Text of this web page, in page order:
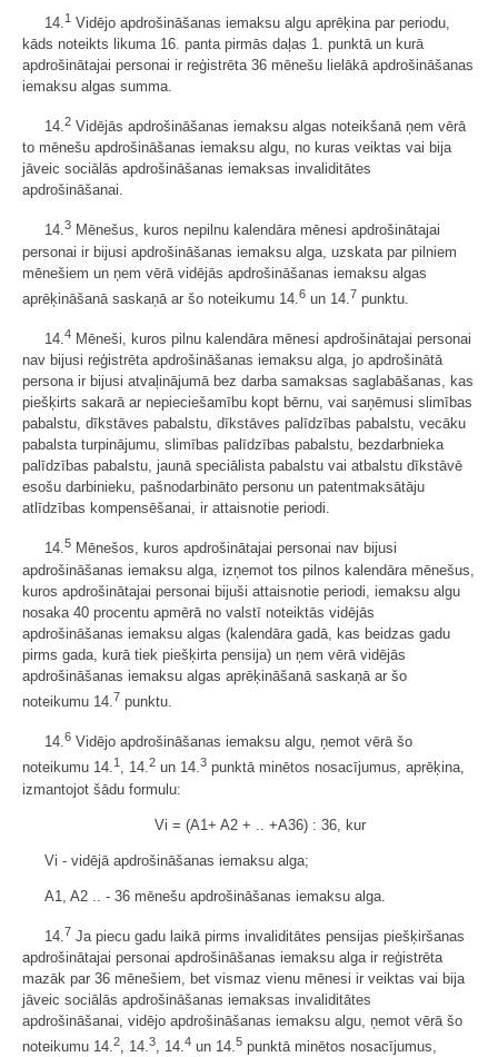
14. 1 Vidējo apdrošināšanas iemaksu algu aprēķina par periodu,
kāds noteikts likuma 16. panta pirmās daļas 1. punktā un kurā
apdrošinātajai personai ir reģistrēta 36 mēnešu lielākā apdrošināšanas
iemaksu algas summa.
14.2 Vidējās apdrošināšanas iemaksu algas noteikšanā ņem vērā
to mēnešu apdrošināšanas iemaksu algu, no kuras veiktas vai bija
jāveic sociālās apdrošināšanas iemaksas invaliditātes
apdrošināšanai.
14.3 Mēnešus, kuros nepilnu kalendāra mēnesi apdrošinātajai
personai ir bijusi apdrošināšanas iemaksu alga, uzskata par pilniem
mēnešiem un ņem vērā vidējās apdrošināšanas iemaksu algas
aprēķināšanā saskaņā ar šo noteikumu 14. 6 un 14. 7 punktu.
14.4 Mēneši, kuros pilnu kalendāra mēnesi apdrošinātajai personai
nav bijusi reģistrēta apdrošināšanas iemaksu alga, jo apdrošinātā
persona ir bijusi atvaļinājumā bez darba samaksas saglabāšanas, kas
piešķirts sakarā ar nepieciešamību kopt bērnu, vai saņēmusi slimības
pabalstu, dīkstāves pabalstu, dīkstāves palīdzības pabalstu, vecāku
pabalsta turpinājumu, slimības palīdzības pabalstu, bezdarbnieka
palīdzības pabalstu, jaunā speciālista pabalstu vai atbalstu dīkstāvē
esošu darbinieku, pašnodarbināto personu un patentmaksātāju
atlīdzības kompensēšanai, ir attaisnotie periodi.
14.5 Mēnešos, kuros apdrošinātajai personai nav bijusi
apdrošināšanas iemaksu alga, izņemot tos pilnos kalendāra mēnešus,
kuros apdrošinātajai personai bijuši attaisnotie periodi, iemaksu algu
nosaka 40 procentu apmērā no valstī noteiktās vidējās
apdrošināšanas iemaksu algas (kalendāra gadā, kas beidzas gadu
pirms gada, kurā tiek piešķirta pensija) un ņem vērā vidējās
apdrošināšanas iemaksu algas aprēķināšanā saskaņā ar šo
noteikumu 14. 7 punktu.
14.6 Vidējo apdrošināšanas iemaksu algu, ņemot vērā šo
noteikumu 14.1 , 14.2 un 14.3 punktā minētos nosacījumus, aprēķina,
izmantojot šādu formulu:
Vi = (A1+ A2 + .. +A36) : 36, kur
Vi - vidējā apdrošināšanas iemaksu alga;
A1, A2 .. - 36 mēnešu apdrošināšanas iemaksu alga.
14. 7 Ja piecu gadu laikā pirms invaliditātes pensijas piešķiršanas
apdrošinātajai personai apdrošināšanas iemaksu alga ir reģistrēta
mazāk par 36 mēnešiem, bet vismaz vienu mēnesi ir veiktas vai bija
jāveic sociālās apdrošināšanas iemaksas invaliditātes
apdrošināšanai, vidējo apdrošināšanas iemaksu algu, ņemot vērā šo
noteikumu 14.2, 14.3, 14.4 un 14.5 punktā minētos nosacījumus,